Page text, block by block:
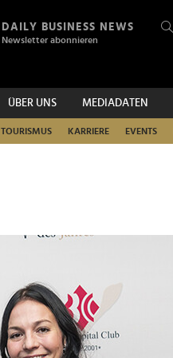
DAILY BUSINESS NEWS
Newsletter abonnieren
ÜBER UNS MEDIADATEN
TOURISMUS KARRIERE EVENTS